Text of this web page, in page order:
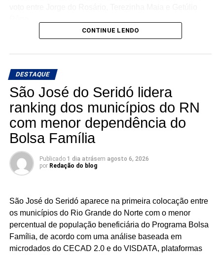
Os três possuem bases e estruturas eleitorais importantes
e chegam à reta da pré-campanha buscando garantir um
potencial para fazer sete cadeiras, a briga pela última
vaga promete ser uma das mais acirradas da eleição para
a ALRN em 2026
CONTINUE LENDO
DESTAQUE
São José do Seridó lidera
ranking dos municípios do RN
com menor dependência do
Bolsa Família
Publicado 1 dia atrásem agosto 6, 2026
por Redação do blog
São José do Seridó aparece na primeira colocação entre
os municípios do Rio Grande do Norte com o menor
percentual de população beneficiária do Programa Bolsa
Família, de acordo com uma análise baseada em
microdados do CECAD 2.0 e do VISDATA, plataformas